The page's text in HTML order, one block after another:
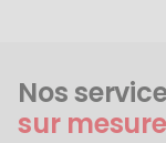
Nos
sur